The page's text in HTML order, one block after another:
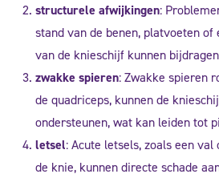
structurele afwijkingen:
stand van de benen, platvoeten
van de knieschijf kunnen
zwakke spieren: Zwakke spieren
de quadriceps, kunnen de
ondersteunen, wat kan leiden tot
letsel: Acute letsels, zoals een
de knie, kunnen directe schade